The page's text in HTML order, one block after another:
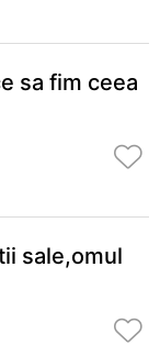
sa fim ceea
sale,omul